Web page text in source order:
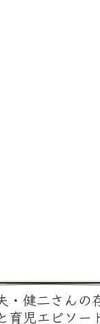
・健二さんの
育児エピソー